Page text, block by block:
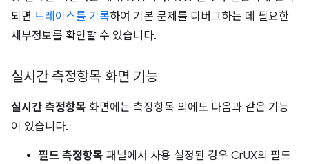
되면 트레이스를 기록하여 기본 문제를 디버그하는 데 필요한
세부정보를 확인할 수 있습니다.
실시간 측정항목 화면 기능
실시간 측정항목 화면에는 측정항목 외에도 다음과 같은 기능
이 있습니다.
필드 측정항목 패널에서 사용 설정된 경우 CrUX의 필드